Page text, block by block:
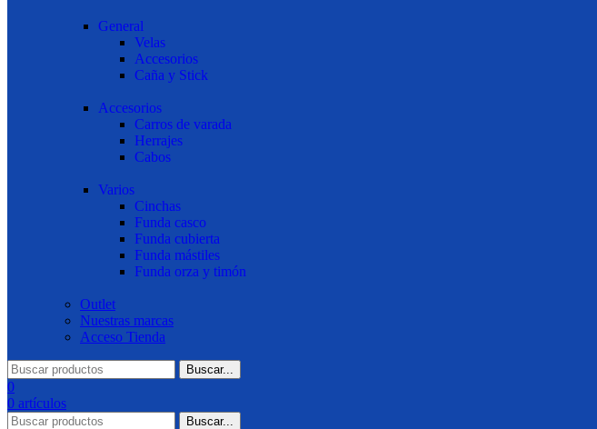
General
Velas
Accesorios
Caña y Stick
Accesorios
Carros de varada
Herrajes
Cabos
Varios
Cinchas
Funda casco
Funda cubierta
Funda mástiles
Funda orza y timón
Outlet
Nuestras marcas
Acceso Tienda
Buscar...
0
0 artículos
Buscar...